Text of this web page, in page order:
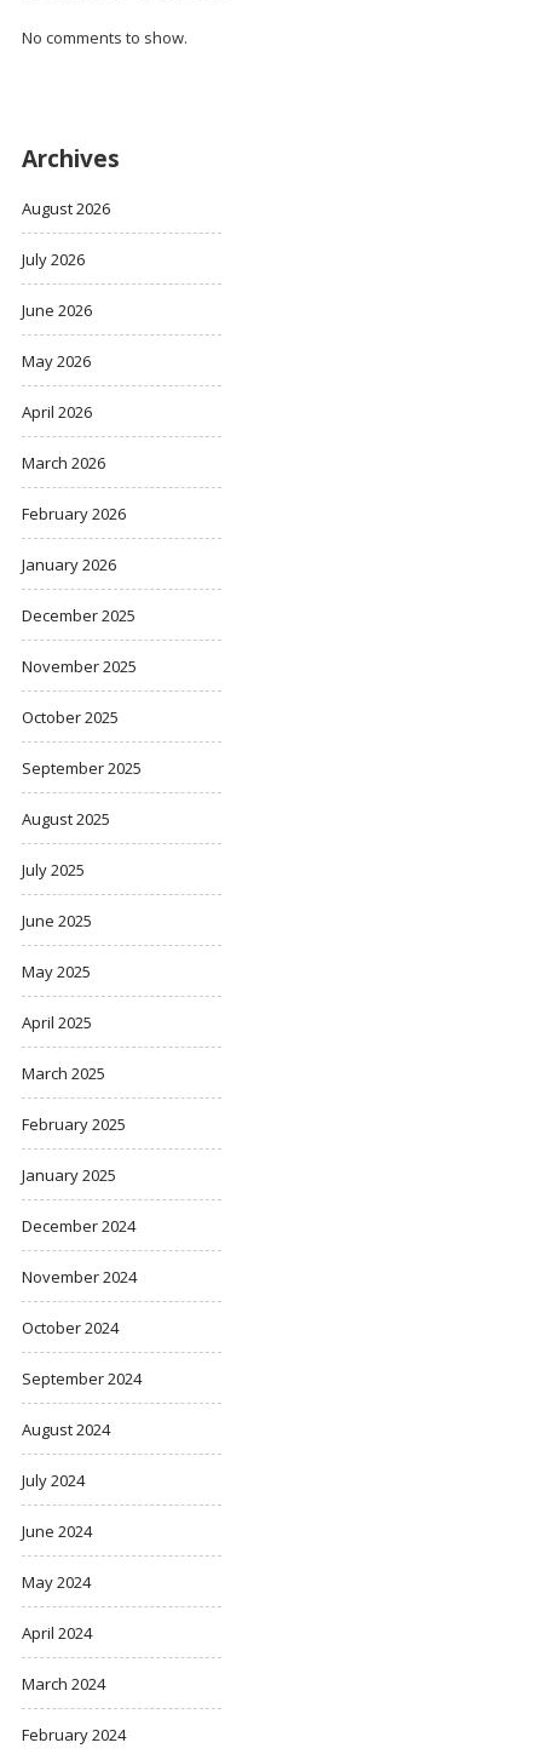
No comments to show.
Archives
August 2026
July 2026
June 2026
May 2026
April 2026
March 2026
February 2026
January 2026
December 2025
November 2025
October 2025
September 2025
August 2025
July 2025
June 2025
May 2025
April 2025
March 2025
February 2025
January 2025
December 2024
November 2024
October 2024
September 2024
August 2024
July 2024
June 2024
May 2024
April 2024
March 2024
February 2024